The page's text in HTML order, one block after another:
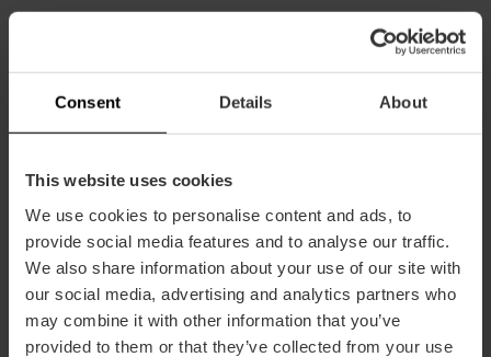
Consent Details About
This website uses cookies
We use cookies to personalise content and ads, to
provide social media features and to analyse our traffic.
We also share information about your use of our site with
our social media, advertising and analytics partners who
may combine it with other information that you’ve
provided to them or that they’ve collected from your use
Información práctica
18/07/2026 - 18/07/2026
Horarios
Consultar cada concierto.
Tickets
Consultar cada concierto.